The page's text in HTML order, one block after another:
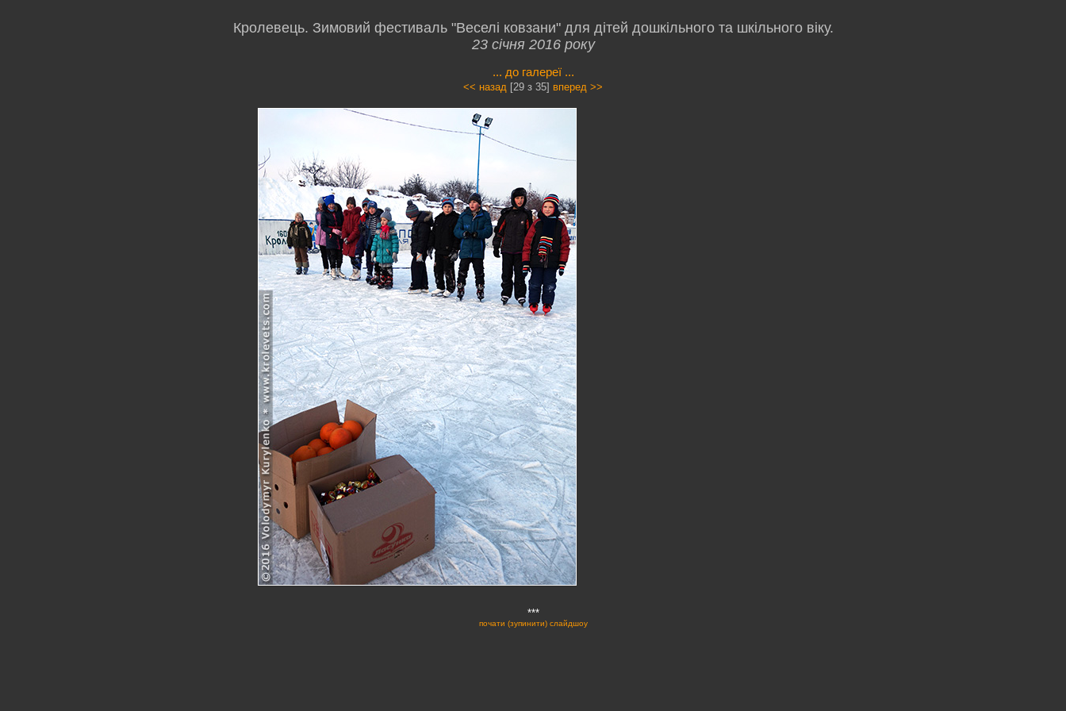
Кролевець. Зимовий фестиваль "Веселі ковзани" для дітей дошкільного та шкільного віку.
23 січня 2016 року
... до галереї ...
<< назад [29 з 35] вперед >>
***
почати (зупинити) слайдшоу